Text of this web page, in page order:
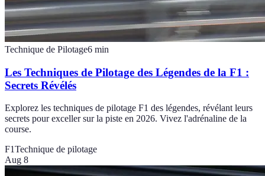
Technique de Pilotage6 min
Les Techniques de Pilotage des Légendes de la F1 :
Secrets Révélés
Explorez les techniques de pilotage F1 des légendes, révélant leurs
secrets pour exceller sur la piste en 2026. Vivez l'adrénaline de la
course.
F1Technique de pilotage
Aug 8